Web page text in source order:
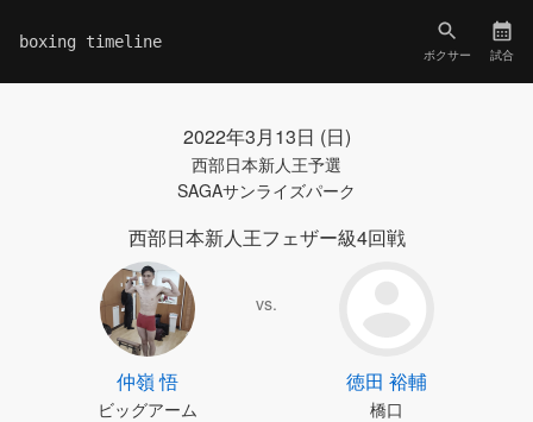
boxing timeline
ボクサー 試合
2022年3月13日 (日)
西部日本新人王予選
SAGAサンライズパーク
西部日本新人王フェザー級4回戦
仲嶺 悟
ビッグアーム
vs.
徳田 裕輔
橋口